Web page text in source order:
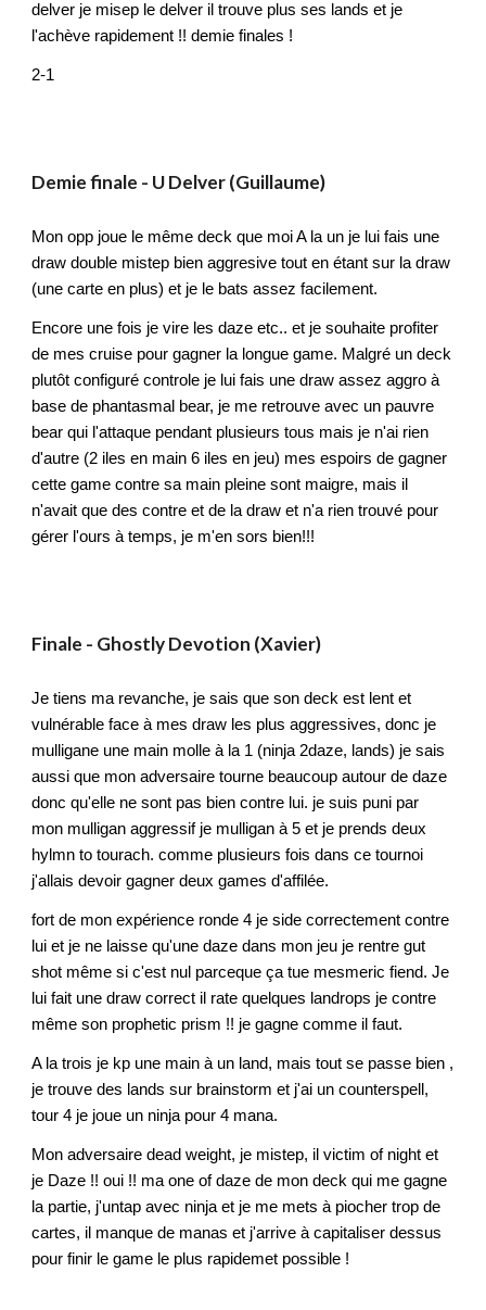
delver je misep le delver il trouve plus ses lands et je
l'achève rapidement !! demie finales !
2-1
Demiefinale - UDelver (Guillaume)
Mon opp joue le même deck que moi A la un je lui fais une
draw double mistep bien aggresive tout en étant sur la draw
(une carte en plus) et je le bats assez facilement.
Encore une fois je vire les daze etc.. et je souhaite profiter
de mes cruise pour gagner la longue game. Malgré un deck
plutôt configuré controle je lui fais une draw assez aggro à
base de phantasmal bear, je me retrouve avec un pauvre
bear qui l'attaque pendant plusieurs tous mais je n'ai rien
d'autre (2 iles en main 6 iles en jeu) mes espoirs de gagner
cette game contre sa main pleine sont maigre, mais il
n'avait que des contre et de la draw et n'a rien trouvé pour
gérer l'ours à temps, je m'en sors bien!!!
Finale - Ghostly Devotion (Xavier)
Je tiens ma revanche, je sais que son deck est lent et
vulnérable face à mes draw les plus aggressives, donc je
mulligane une main molle à la 1 (ninja 2daze, lands) je sais
aussi que mon adversaire tourne beaucoup autour de daze
donc qu'elle ne sont pas bien contre lui. je suis puni par
mon mulligan aggressif je mulligan à 5 et je prends deux
hylmn to tourach. comme plusieurs fois dans ce tournoi
j'allais devoir gagner deux games d'affilée.
fort de mon expérience ronde 4 je side correctement contre
lui et je ne laisse qu'une daze dans mon jeu je rentre gut
shot même si c'est nul parceque ça tue mesmeric fiend. Je
lui fait une draw correct il rate quelques landrops je contre
même son prophetic prism !! je gagne comme il faut.
A la trois je kp une main à un land, mais tout se passe bien ,
je trouve des lands sur brainstorm et j'ai un counterspell,
tour 4 je joue un ninja pour 4 mana.
Mon adversaire dead weight, je mistep, il victim of night et
je Daze !! oui !! ma one of daze de mon deck qui me gagne
la partie, j'untap avec ninja et je me mets à piocher trop de
cartes, il manque de manas et j'arrive à capitaliser dessus
pour finir le game le plus rapidemet possible !